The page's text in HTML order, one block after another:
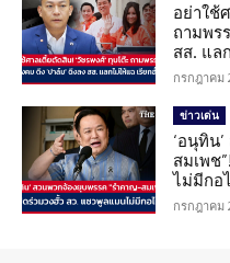
อย่าใช้
ถามพร
สส. แล
กรกฎาคม
ข่าวเด่น
‘อนุทิน
สมเพช
ไม่มีกอ
กรกฎาคม